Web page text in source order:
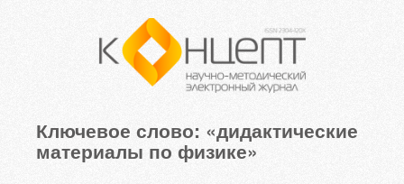
Ключевое слово: «дидактические
материалы по физике»